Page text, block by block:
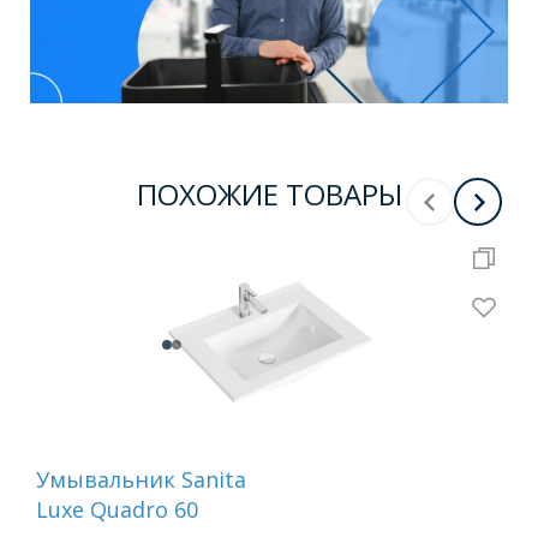
ПОХОЖИЕ ТОВАРЫ
Умывальник Sanita
Luxe Quadro 60